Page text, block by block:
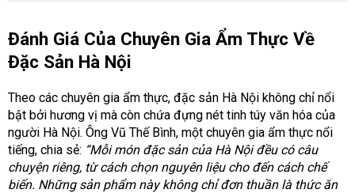
Đánh Giá Của Chuyên Gia Ẩm Thực Về
Đặc Sản Hà Nội
Theo các chuyên gia ẩm thực, đặc sản Hà Nội không chỉ nổi
bật bởi hương vị mà còn chứa đựng nét tinh túy văn hóa của
người Hà Nội. Ông Vũ Thế Bình, một chuyên gia ẩm thực nổi
tiếng, chia sẻ: “Mỗi món đặc sản của Hà Nội đều có câu
chuyện riêng, từ cách chọn nguyên liệu cho đến cách chế
biến. Những sản phẩm này không chỉ đơn thuần là thức ăn